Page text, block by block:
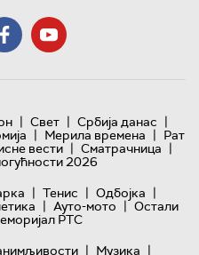
| Свет | Србија данас |
| Мерила времена | Рат
вести | Сматрачница |
2026
| Тенис | Одбојка |
| Ауто-мото | Остали
РТС
| Музика |